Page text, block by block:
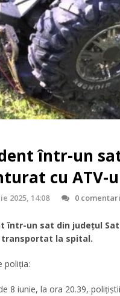
într-un
cu ATV-
2025, 14:08 0
într-un sat din județul
la spital.
poliția:
8 iunie, la ora 20.39,